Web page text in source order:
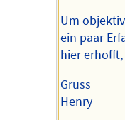
Um
ein paar
hier
Gruss
Henry